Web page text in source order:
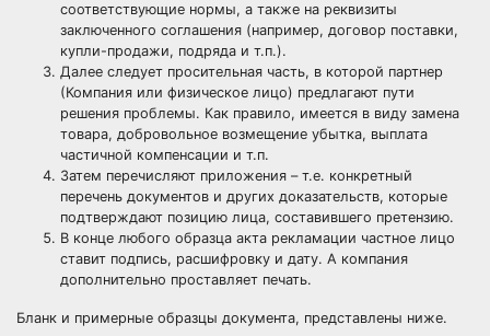
соответствующие нормы, а также на реквизиты
заключенного соглашения (например, договор поставки,
купли-продажи, подряда и т.п.).
Далее следует просительная часть, в которой партнер
(Компания или физическое лицо) предлагают пути
решения проблемы. Как правило, имеется в виду замена
товара, добровольное возмещение убытка, выплата
частичной компенсации и т.п.
Затем перечисляют приложения – т.е. конкретный
перечень документов и других доказательств, которые
подтверждают позицию лица, составившего претензию.
В конце любого образца акта рекламации частное лицо
ставит подпись, расшифровку и дату. А компания
дополнительно проставляет печать.
Бланк и примерные образцы документа, представлены ниже.